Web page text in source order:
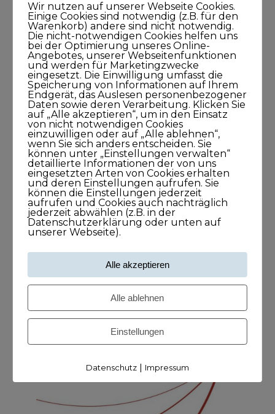
Suche nach einem Podcast
Newsletter
Wir nutzen auf unserer Webseite Cookies.
Einige Cookies sind notwendig (z.B. für den
Warenkorb) andere sind nicht notwendig.
Die nicht-notwendigen Cookies helfen uns
bei der Optimierung unseres Online-
Angebotes, unserer Webseitenfunktionen
und werden für Marketingzwecke
eingesetzt. Die Einwilligung umfasst die
Speicherung von Informationen auf Ihrem
Endgerät, das Auslesen personenbezogener
Daten sowie deren Verarbeitung. Klicken Sie
auf „Alle akzeptieren“, um in den Einsatz
von nicht notwendigen Cookies
einzuwilligen oder auf „Alle ablehnen“,
wenn Sie sich anders entscheiden. Sie
können unter „Einstellungen verwalten“
detaillierte Informationen der von uns
eingesetzten Arten von Cookies erhalten
und deren Einstellungen aufrufen. Sie
können die Einstellungen jederzeit
aufrufen und Cookies auch nachträglich
jederzeit abwählen (z.B. in der
Datenschutzerklärung oder unten auf
unserer Webseite).
Alle akzeptieren
Alle ablehnen
Einstellungen
Datenschutz| Impressum